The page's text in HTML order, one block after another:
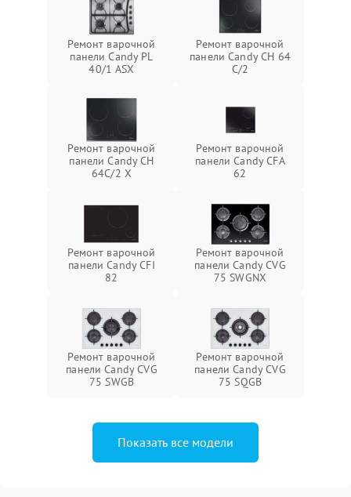
Ремонт варочной
панели Candy PL
40/1 ASX
Ремонт варочной
панели Candy CH 64
C/2
Ремонт варочной
панели Candy CH
64C/2 X
Ремонт варочной
панели Candy CFA
62
Ремонт варочной
панели Candy CFI
82
Ремонт варочной
панели Candy CVG
75 SWGNX
Ремонт варочной
панели Candy CVG
75 SWGB
Ремонт варочной
панели Candy CVG
75 SQGB
Показать все модели